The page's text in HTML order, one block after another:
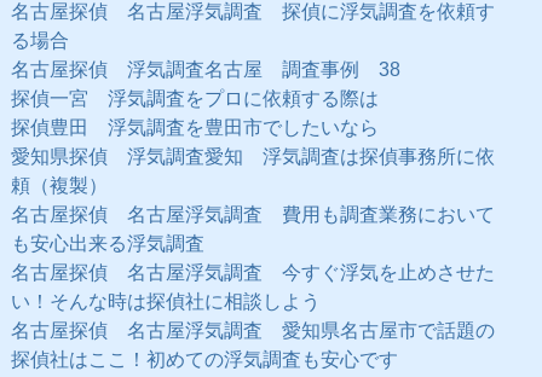
名古屋探偵 名古屋浮気調査 探偵に浮気調査を依頼す
る場合
名古屋探偵 浮気調査名古屋 調査事例 38
探偵一宮 浮気調査をプロに依頼する際は
探偵豊田 浮気調査を豊田市でしたいなら
愛知県探偵 浮気調査愛知 浮気調査は探偵事務所に依
頼（複製）
名古屋探偵 名古屋浮気調査 費用も調査業務において
も安心出来る浮気調査
名古屋探偵 名古屋浮気調査 今すぐ浮気を止めさせた
い！そんな時は探偵社に相談しよう
名古屋探偵 名古屋浮気調査 愛知県名古屋市で話題の
探偵社はここ！初めての浮気調査も安心です